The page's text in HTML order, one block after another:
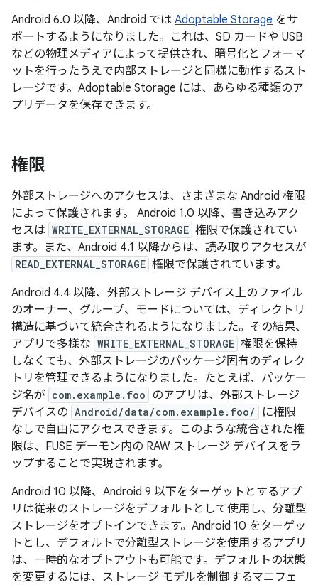
Android 6.0 以降、Android では Adoptable Storage をサ
ポートするようになりました。これは、SD カードや USB
などの物理メディアによって提供され、暗号化とフォーマ
ットを行ったうえで内部ストレージと同様に動作するスト
レージです。Adoptable Storage には、あらゆる種類のア
プリデータを保存できます。
権限
外部ストレージへのアクセスは、さまざまな Android 権限
によって保護されます。 Android 1.0 以降、書き込みアク
セスは WRITE_EXTERNAL_STORAGE 権限で保護されてい
ます。また、Android 4.1 以降からは、読み取りアクセスが
READ_EXTERNAL_STORAGE 権限で保護されています。
Android 4.4 以降、外部ストレージ デバイス上のファイル
のオーナー、グループ、モードについては、ディレクトリ
構造に基づいて統合されるようになりました。その結果、
アプリで多様な WRITE_EXTERNAL_STORAGE 権限を保持
しなくても、外部ストレージのパッケージ固有のディレク
トリを管理できるようになりました。たとえば、パッケー
ジ名が com.example.foo のアプリは、外部ストレージ
デバイスの Android/data/com.example.foo/
に権限
なしで自由にアクセスできます。このような統合された権
限は、FUSE デーモン内の RAW ストレージ デバイスをラ
ップすることで実現されます。
Android 10 以降、Android 9 以下をターゲットとするアプ
リは従来のストレージをデフォルトとして使用し、分離型
ストレージをオプトインできます。Android 10 をターゲッ
トとし、デフォルトで分離型ストレージを使用するアプリ
は、一時的なオプトアウトも可能です。デフォルトの状態
を変更するには、ストレージ モデルを制御するマニフェ